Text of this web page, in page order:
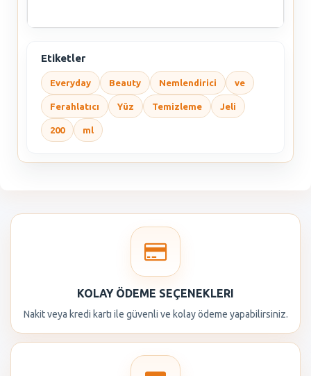
Etiketler
Everyday Beauty Nemlendirici ve
Ferahlatıcı Yüz Temizleme Jeli
200 ml
KOLAY ÖDEME SEÇENEKLERI
Nakit veya kredi kartı ile güvenli ve kolay ödeme yapabilirsiniz.